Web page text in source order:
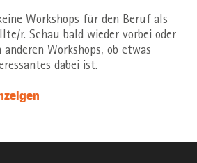
Workshops für den Beruf als
r. Schau bald wieder vorbei oder
anderen Workshops, ob etwas
dabei ist.